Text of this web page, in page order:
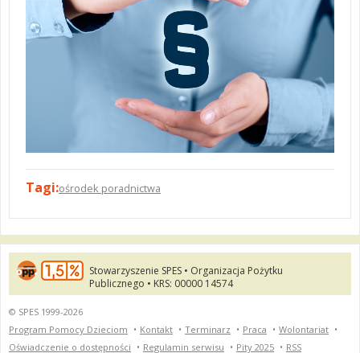
Tagi:ośrodek poradnictwa
Stowarzyszenie SPES • Organizacja Pożytku
Publicznego • KRS: 00000 14574
© SPES 1999-2026
Program Pomocy Dzieciom • Kontakt • Terminarz • Praca • Wolontariat •
Oświadczenie o dostępności • Regulamin serwisu • Pity 2025 • RSS